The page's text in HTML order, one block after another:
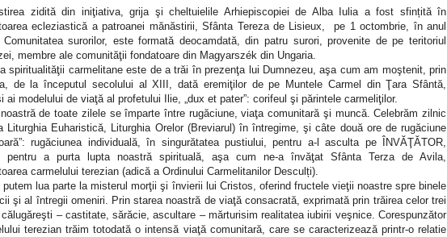
zidită din iniţiativa, grija şi cheltuielile Arhiepiscopiei de Alba Iulia a fost sfințită în
ecleziastică a patroanei mănăstirii, Sfânta Tereza de Lisieux,
pe 1 octombrie, în anul
Comunitatea surorilor, este formată deocamdată, din patru surori, provenite de pe teritoriul
membre ale comunităţii fondatoare din Magyarszék din Ungaria.
spiritualităţii carmelitane este de a trăi în prezenţa lui Dumnezeu, aşa cum am moştenit, prin
de la începutul secolului al XIII, dată eremiţilor de pe Muntele Carmel din Ţara Sfântă,
ai modelului de viaţă al profetului Ilie, „dux et pater”: corifeul şi părintele carmeliţilor.
de toate zilele se împarte între rugăciune, viaţa comunitară şi muncă. Celebrăm zilnic
Liturghia Euharistică, Liturghia Orelor (Breviarul) în întregime, şi câte două ore de rugăciune
rugăciunea individuală, în singurătatea pustiului, pentru a-l asculta pe ÎNVĂŢĂTOR,
a purta lupta noastră spirituală, aşa cum ne-a învăţat Sfânta Terza de Avila,
carmelului terezian (adică a Ordinului Carmelitanilor Desculți).
lua parte la misterul morţii şi învierii lui Cristos, oferind fructele vieţii noastre spre binele
şi al întregii omeniri. Prin starea noastră de viaţă consacrată, exprimată prin trăirea celor trei
– castitate, sărăcie, ascultare – mărturisim realitatea iubirii veşnice. Corespunzător
terezian trăim totodată o intensă viaţă comunitară, care se caracterizează printr-o relatie